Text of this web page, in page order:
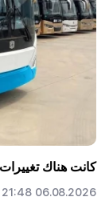
كانت هناك
06.08.2026 21:48 |